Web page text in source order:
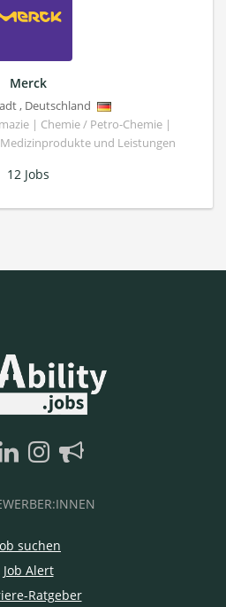
Merck
, Deutschland
| Chemie / Petro-Chemie |
und Leistungen
12 Jobs
suchen
Job Alert
Ratgeber